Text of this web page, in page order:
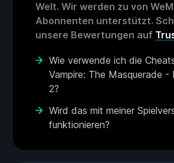
Welt. Wir werden zu von
Abonnenten unterstützt.
unsere Bewertungen auf
Wie verwende ich die
Vampire: The Masquerade -
2?
Wird das mit meiner
funktionieren?